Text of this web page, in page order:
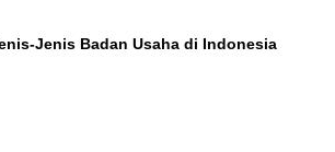
Jenis Badan Usaha di Indonesia